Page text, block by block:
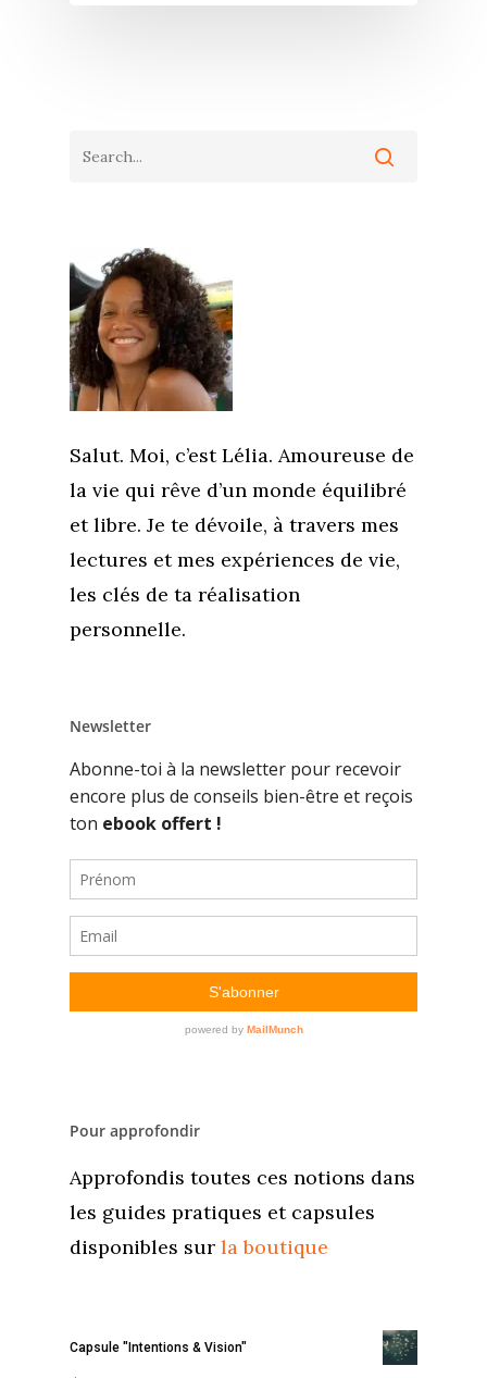
Salut. Moi, c’est Lélia. Amoureuse de
la vie qui rêve d’un monde équilibré
et libre. Je te dévoile, à travers mes
lectures et mes expériences de vie,
les clés de ta réalisation
personnelle.
Newsletter
Pour approfondir
Approfondis toutes ces notions dans
les guides pratiques et capsules
disponibles sur la boutique
Capsule "Intentions & Vision"